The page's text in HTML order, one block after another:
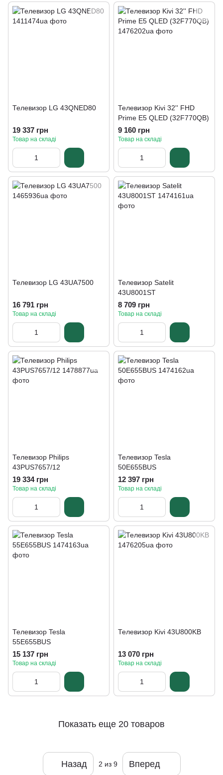
Телевизор LG 43QNED80
19 337 грн
Товар на складі
Телевизор Kivi 32'' FHD
Prime E5 QLED (32F770QB)
9 160 грн
Товар на складі
Телевизор LG 43UA7500
16 791 грн
Товар на складі
Телевизор Satelit
43U8001ST
8 709 грн
Товар на складі
Телевизор Philips
43PUS7657/12
19 334 грн
Товар на складі
Телевизор Tesla
50E655BUS
12 397 грн
Товар на складі
Телевизор Tesla
55E655BUS
15 137 грн
Товар на складі
Телевизор Kivi 43U800KB
13 070 грн
Товар на складі
Показать еще 20 товаров
Назад 2 из 9 Вперед